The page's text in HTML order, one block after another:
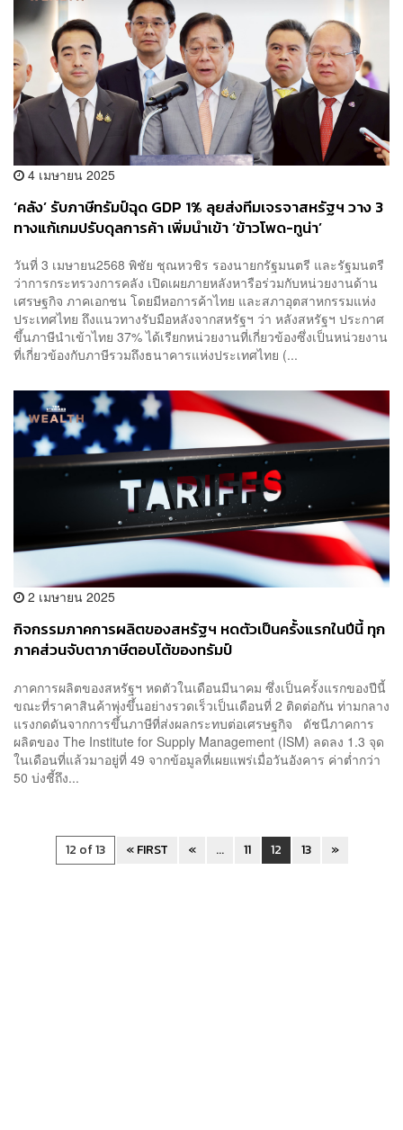
4 เมษายน 2025
‘คลัง’ รับภาษีทรัมป์ฉุด GDP 1% ลุยส่งทีมเจรจาสหรัฐฯ วาง 3
ทางแก้เกมปรับดุลการค้า เพิ่มนำเข้า ‘ข้าวโพด-ทูน่า’
วันที่ 3 เมษายน2568 พิชัย ชุณหวชิร รองนายกรัฐมนตรี และรัฐมนตรี
ว่าการกระทรวงการคลัง เปิดเผยภายหลังหารือร่วมกับหน่วยงานด้าน
เศรษฐกิจ ภาคเอกชน โดยมีหอการค้าไทย และสภาอุตสาหกรรมแห่ง
ประเทศไทย ถึงแนวทางรับมือหลังจากสหรัฐฯ ว่า หลังสหรัฐฯ ประกาศ
ขึ้นภาษีนำเข้าไทย 37% ได้เรียกหน่วยงานที่เกี่ยวข้องซึ่งเป็นหน่วยงาน
ที่เกี่ยวข้องกับภาษีรวมถึงธนาคารแห่งประเทศไทย (...
2 เมษายน 2025
กิจกรรมภาคการผลิตของสหรัฐฯ หดตัวเป็นครั้งแรกในปีนี้ ทุก
ภาคส่วนจับตาภาษีตอบโต้ของทรัมป์
ภาคการผลิตของสหรัฐฯ หดตัวในเดือนมีนาคม ซึ่งเป็นครั้งแรกของปีนี้
ขณะที่ราคาสินค้าพุ่งขึ้นอย่างรวดเร็วเป็นเดือนที่ 2 ติดต่อกัน ท่ามกลาง
แรงกดดันจากการขึ้นภาษีที่ส่งผลกระทบต่อเศรษฐกิจ ดัชนีภาคการ
ผลิตของ The Institute for Supply Management (ISM) ลดลง 1.3 จุด
ในเดือนที่แล้วมาอยู่ที่ 49 จากข้อมูลที่เผยแพร่เมื่อวันอังคาร ค่าต่ำกว่า
50 บ่งชี้ถึง...
12 of 13 « FIRST « ... 11 12 13 »